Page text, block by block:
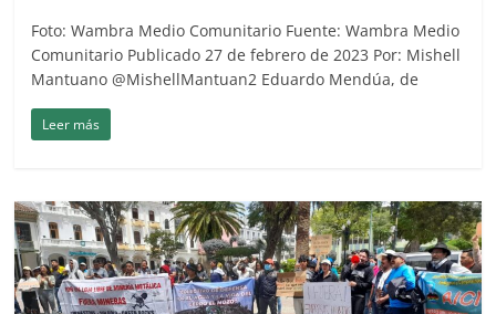
Foto: Wambra Medio Comunitario Fuente: Wambra Medio
Comunitario Publicado 27 de febrero de 2023 Por: Mishell
Mantuano @MishellMantuan2 Eduardo Mendúa, de
Leer más